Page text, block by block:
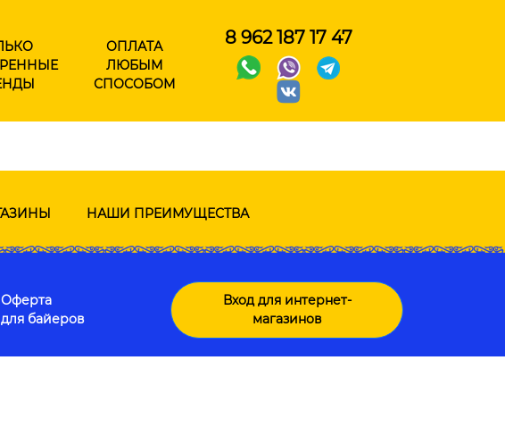
ОПЛАТА
ЛЮБЫМ
СПОСОБОМ
8 962 187 17 47
НАШИ ПРЕИМУЩЕСТВА
Оферта
для байеров
Вход для интернет-
магазинов